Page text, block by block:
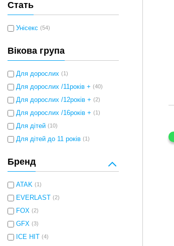
Стать
Унісекс (54)
Вікова група
Для дорослих (1)
Для дорослих /11років + (40)
Для дорослих /12років + (2)
Для дорослих /16років + (1)
Для дітей (10)
Для дітей до 11 років (1)
Бренд
ATAK (1)
EVERLAST (2)
FOX (2)
GFX (3)
ICE HIT (4)